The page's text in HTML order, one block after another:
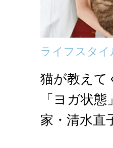
ライフスタイ
猫が教えて
「ヨガ状
家・清水直